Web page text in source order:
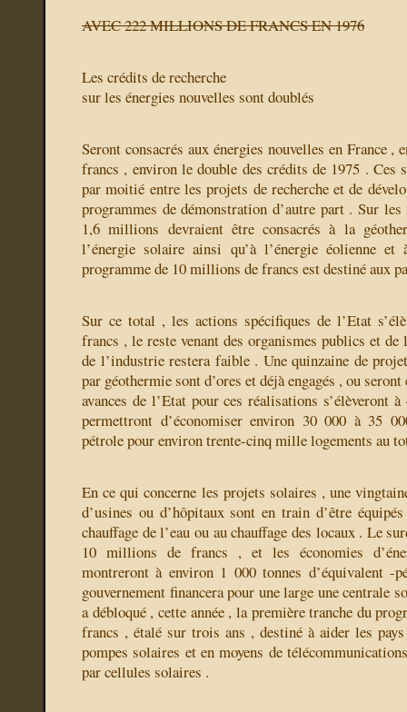
AVEC 222 MILLIONS DE FRANCS EN 1976
Les crédits de recherche
sur les énergies nouvelles sont doublés
Seront consacrés aux énergies nouvelles en France
francs , environ le double des crédits de 1975 . Ces
par moitié entre les projets de recherche et de
programmes de démonstration d’autre part . Sur
1,6 millions devraient être consacrés à la
l’énergie solaire ainsi qu’à l’énergie éolienne
programme de 10 millions de francs est destiné aux
Sur ce total , les actions spécifiques de l’Etat
francs , le reste venant des organismes publics et
de l’industrie restera faible . Une quinzaine de
par géothermie sont d’ores et déjà engagés , ou seront
avances de l’Etat pour ces réalisations s’élèveront
permettront d’économiser environ 30 000 à 35
pétrole pour environ trente-cinq mille logements au
En ce qui concerne les projets solaires , une
d’usines ou d’hôpitaux sont en train d’être
chauffage de l’eau ou au chauffage des locaux . Le
10 millions de francs , et les économies
montreront à environ 1 000 tonnes d’équivalent
gouvernement financera pour une large une centrale
a débloqué , cette année , la première tranche du
francs , étalé sur trois ans , destiné à aider les pays
pompes solaires et en moyens de
par cellules solaires .